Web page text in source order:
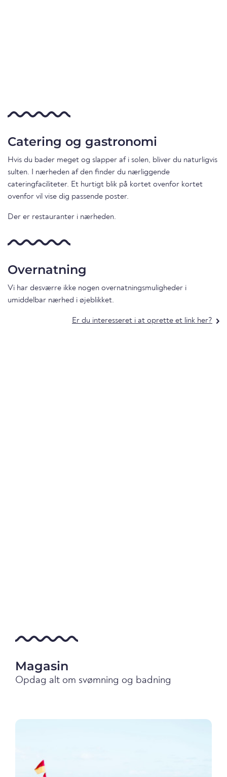
Catering og gastronomi
Hvis du bader meget og slapper af i solen, bliver du naturligvis
sulten. I nærheden af den finder du nærliggende
cateringfaciliteter. Et hurtigt blik på kortet ovenfor kortet
ovenfor vil vise dig passende poster.
Der er restauranter i nærheden.
Overnatning
Vi har desværre ikke nogen overnatningsmuligheder i
umiddelbar nærhed i øjeblikket.
Er du interesseret i at oprette et link her?
Magasin
Opdag alt om svømning og badning